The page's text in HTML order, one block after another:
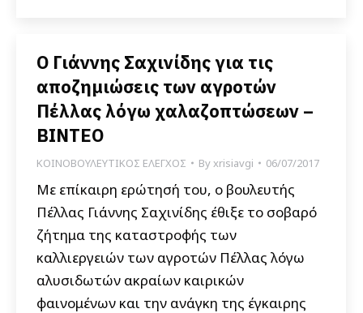
O Γιάννης Σαχινίδης για τις
αποζημιώσεις των αγροτών
Πέλλας λόγω χαλαζοπτώσεων –
ΒΙΝΤΕΟ
ΚΟΙΝΟΒΟΥΛΕΥΤΙΚΟΣ ΕΛΕΓΧΟΣ Byxrisiavgi 06/07/2017
Με επίκαιρη ερώτησή του, ο βουλευτής
Πέλλας Γιάννης Σαχινίδης έθιξε το σοβαρό
ζήτημα της καταστροφής των
καλλιεργειών των αγροτών Πέλλας λόγω
αλυσιδωτών ακραίων καιρικών
φαινομένων και την ανάγκη της έγκαιρης